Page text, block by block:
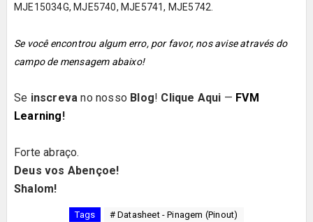
MJE15034G, MJE5740, MJE5741, MJE5742.
Se você encontrou algum erro, por favor, nos avise através do
campo de mensagem abaixo!
Se inscreva no nosso Blog! Clique Aqui — FVM
Learning!
Forte abraço.
Deus vos Abençoe!
Shalom!
Tags # Datasheet - Pinagem (Pinout)